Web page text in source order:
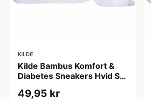
KILDE
Kilde Bambus Komfort &
Diabetes Sneakers Hvid Str.
49,95 kr